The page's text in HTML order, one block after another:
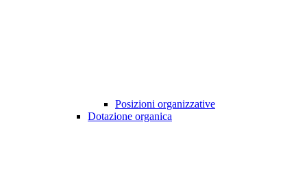
Posizioni organizzative
Dotazione organica